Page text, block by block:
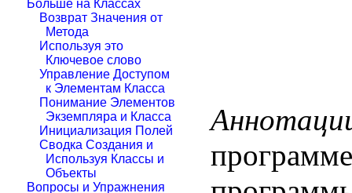
Больше на Классах
Возврат Значения от
Метода
Используя это
Ключевое слово
Управление Доступом
к Элементам Класса
Понимание Элементов
Экземпляра и Класса
Инициализация Полей
Сводка Создания и
Используя Классы и
Объекты
Вопросы и Упражнения